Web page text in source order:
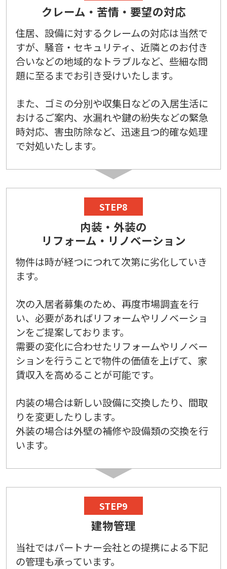
クレーム・苦情・要望の対応
住居、設備に対するクレームの対応は当然で
すが、騒音・セキュリティ、近隣とのお付き
合いなどの地域的なトラブルなど、些細な問
題に至るまでお引き受けいたします。
また、ゴミの分別や収集日などの入居生活に
おけるご案内、水漏れや鍵の紛失などの緊急
時対応、害虫防除など、迅速且つ的確な処理
で対処いたします。
STEP8
内装・外装の
リフォーム・リノベーション
物件は時が経つにつれて次第に劣化していき
ます。
次の入居者募集のため、再度市場調査を行
い、必要があればリフォームやリノベーショ
ンをご提案しております。
需要の変化に合わせたリフォームやリノベー
ションを行うことで物件の価値を上げて、家
賃収入を高めることが可能です。
内装の場合は新しい設備に交換したり、間取
りを変更したりします。
外装の場合は外壁の補修や設備類の交換を行
います。
STEP9
建物管理
当社ではパートナー会社との提携による下記
の管理も承っています。